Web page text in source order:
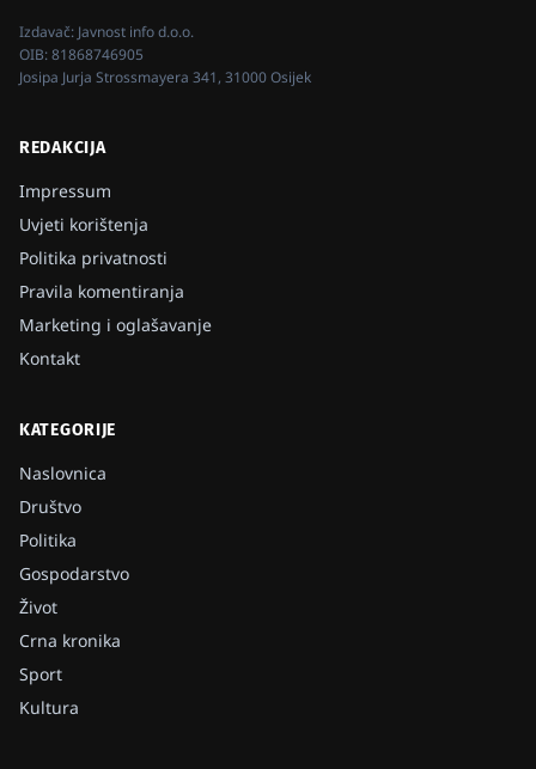
Izdavač: Javnost info d.o.o.
OIB:81868746905
Josipa Jurja Strossmayera 341, 31000 Osijek
REDAKCIJA
Impressum
Uvjeti korištenja
Politika privatnosti
Pravila komentiranja
Marketing i oglašavanje
Kontakt
KATEGORIJE
Naslovnica
Društvo
Politika
Gospodarstvo
Život
Crna kronika
Sport
Kultura